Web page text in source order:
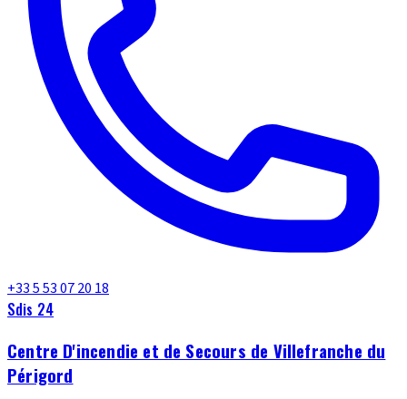
+33 5 53 07 20 18
Sdis 24
Centre D'incendie et de Secours de Villefranche du
Périgord